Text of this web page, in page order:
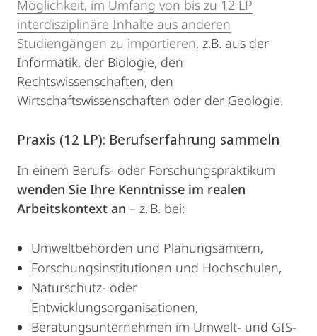
Möglichkeit, im Umfang von bis zu 12 LP
interdisziplinäre Inhalte aus anderen
Studiengängen zu importieren, z.B. aus der
Informatik, der Biologie, den
Rechtswissenschaften, den
Wirtschaftswissenschaften oder der Geologie.
Praxis (12 LP): Berufserfahrung sammeln
In einem Berufs- oder Forschungspraktikum
wenden Sie Ihre Kenntnisse im realen
Arbeitskontext an – z. B. bei:
Umweltbehörden und Planungsämtern,
Forschungsinstitutionen und Hochschulen,
Naturschutz- oder
Entwicklungsorganisationen,
Beratungsunternehmen im Umwelt- und GIS-